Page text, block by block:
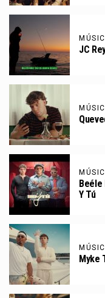
JC
Beéle
Y Tú
Myke